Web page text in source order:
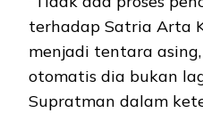
terhadap Satria Arta
menjadi tentara
otomatis dia bukan
Supratman dalam